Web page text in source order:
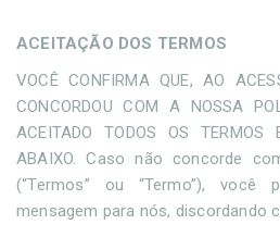
ACEITAÇÃO DOS TERMOS
VOCÊ CONFIRMA QUE, AO
CONCORDOU COM A NOSSA
ACEITADO TODOS OS TERMOS
ABAIXO. Caso não concorde
(“Termos” ou “Termo”), você
mensagem para nós, discordando